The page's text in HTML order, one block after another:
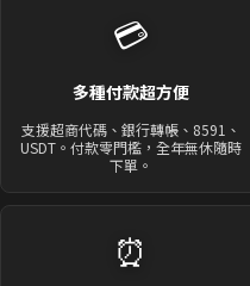
💳
多種付款超方便
支援超商代碼、銀行轉帳、8591、
USDT。付款零門檻，全年無休隨時
下單。
⏰